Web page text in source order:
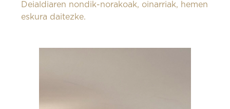
Deialdiaren nondik-norakoak, oinarriak, hemen
eskura daitezke.